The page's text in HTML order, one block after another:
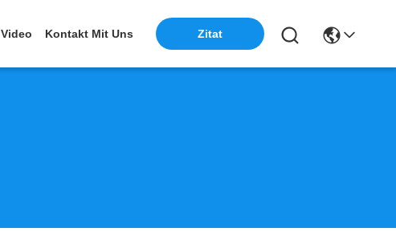
Video Kontakt Mit Uns Zitat